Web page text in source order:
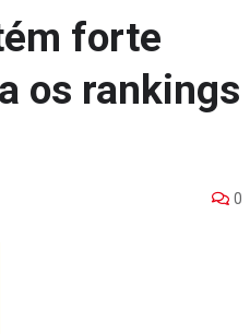
forte
os rankings
0